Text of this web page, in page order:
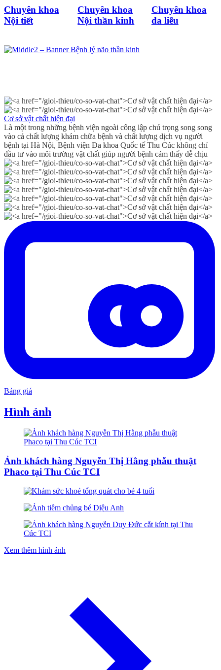
Chuyên khoa
Nội tiết
Chuyên khoa
Nội thần kinh
Chuyên khoa
da liễu
Cơ sở vật chất hiện đại
Là một trong những bệnh viện ngoài công lập chú trọng song song
vào cả chất lượng khám chữa bệnh và chất lượng dịch vụ người
bệnh tại Hà Nội, Bệnh viện Đa khoa Quốc tế Thu Cúc không chỉ
đầu tư vào môi trường vật chất giúp người bệnh cảm thấy dễ chịu
Bảng giá
Hình ảnh
Ảnh khách hàng Nguyễn Thị Hằng phẫu thuật
Phaco tại Thu Cúc TCI
Xem thêm hình ảnh